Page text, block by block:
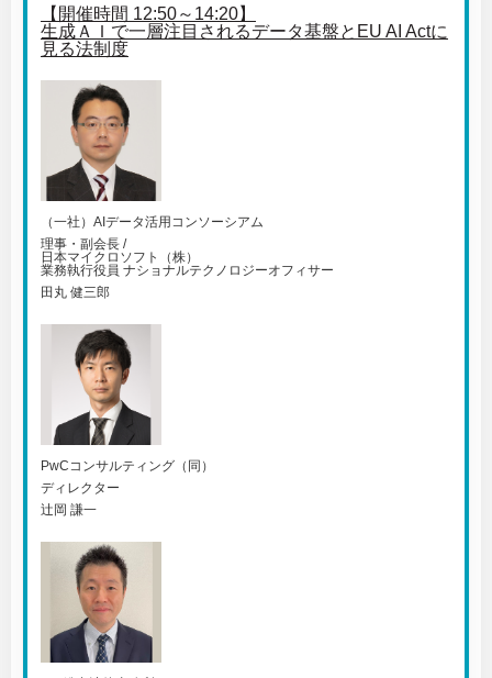
【開催時間 12:50～14:20】
生成ＡＩで一層注目されるデータ基盤とEU AI Actに
見る法制度
（一社）AIデータ活用コンソーシアム
理事・副会長 /
日本マイクロソフト（株）
業務執行役員 ナショナルテクノロジーオフィサー
田丸 健三郎
PwCコンサルティング（同）
ディレクター
辻岡 謙一